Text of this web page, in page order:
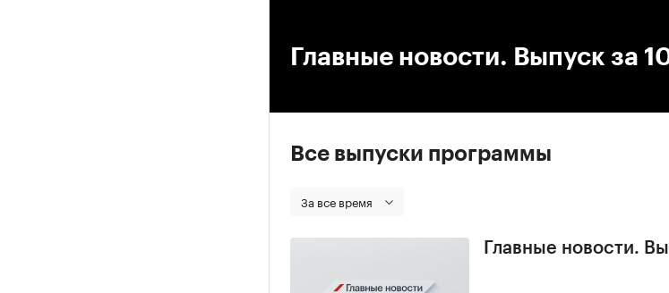
Главные новости. Выпуск за
Все выпуски программы
За все время
Главные новости.